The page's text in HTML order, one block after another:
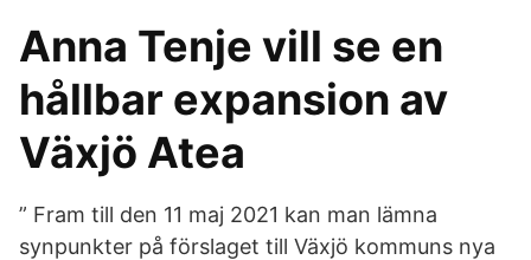
Anna Tenje vill se en
hållbar expansion av
Växjö Atea
” Fram till den 11 maj 2021 kan man lämna
synpunkter på förslaget till Växjö kommuns nya